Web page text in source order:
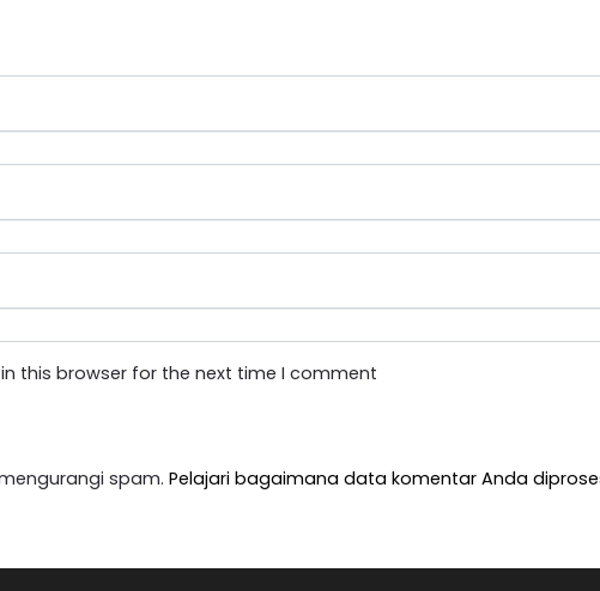
this browser for the next time I comment
spam. Pelajari bagaimana data komentar Anda